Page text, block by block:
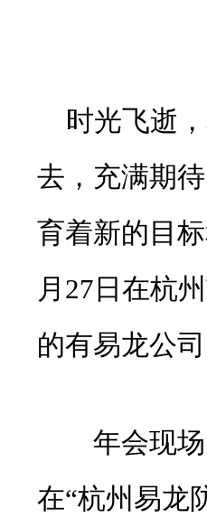
时光飞逝，
去，充满期
育着新的目
月27日在杭
的有易龙公
年会现场
在“杭州易龙